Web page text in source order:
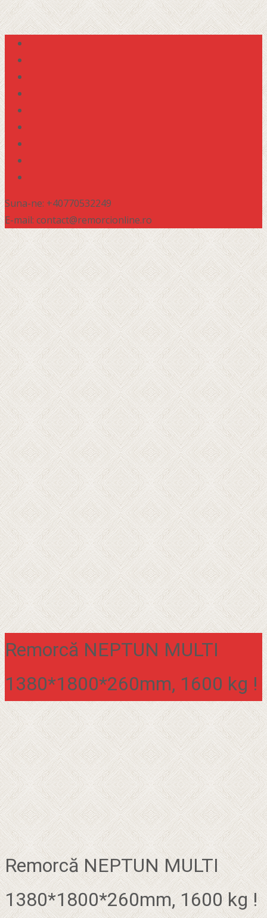
Suna-ne: +40770532249
E-mail: contact@remorcionline.ro
Remorcă NEPTUN MULTI
1380*1800*260mm, 1600 kg !
Remorcă NEPTUN MULTI
1380*1800*260mm, 1600 kg !